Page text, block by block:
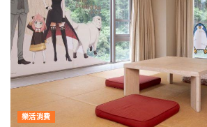
樂活消費